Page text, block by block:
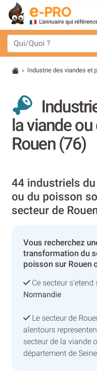
> Industrie des viandes et
la viande
Rouen (76)
44 industriels
ou du poisson
secteur de
Vous recherchez
transformation du
poisson sur Rouen
Ce secteur s’etend
Normandie
Le secteur de
alentours
secteur de la viande
département de